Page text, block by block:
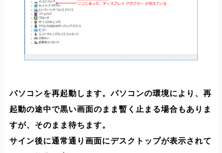
パソコンを再起動します。パソコンの環境により、再
起動の途中で黒い画面のまま暫く止まる場合もありま
すが、そのまま待ちます。
サイン後に通常通り画面にデスクトップが表示されて